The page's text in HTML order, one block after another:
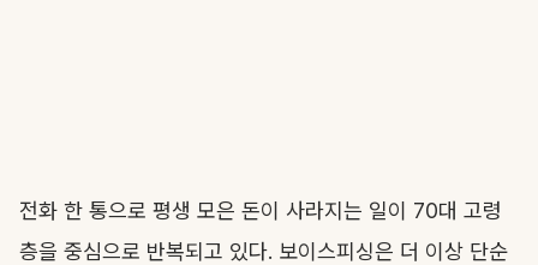
전화 한 통으로 평생 모은 돈이 사라지는 일이 70대 고령
층을 중심으로 반복되고 있다. 보이스피싱은 더 이상 단순